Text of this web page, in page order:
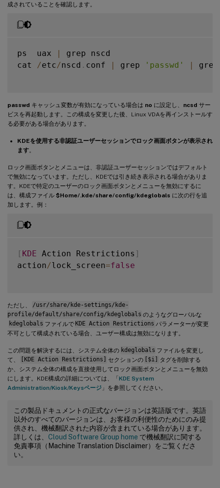
成されていることを確認します。
ps  uax |
grep nscd
cat
/etc/nscd . conf | grep 'passwd' |
passwd キャッシュ変数が有効になっている場合は no に設定し、 ncsd サー
ビスを再起動します。この構成を変更した後、Linux VDAを再インストールす
る必要がある場合があります。
KDEを使用する非認証ユーザーセッションでロック画面ボタンが表示され
ます。
ロック画面ボタンとメニューは、非認証ユーザーセッションではデフォルト
で無効になっています。ただし、KDEでは引き続き表示される場合がありま
す。KDEで特定のユーザーのロック画面ボタンとメニューを無効にするに
は、構成ファイル $Home/.kde/share/config/kdeglobals に次の行を追
加します。例：
[ KDE Action Restrictions ]
action/lock_screen=false
ただし、
/usr/share/kde-settings/kde-
profile/default/share/config/kdeglobals のようなグローバルな
kdeglobals ファイルで KDE Action Restrictions パラメーターが変更
不可として構成されている場合、ユーザー構成は無効になります。
この問題を解決するには、システム全体の kdeglobals ファイルを変更し
て、
[KDE Action Restrictions] セクションの [$i]
タグを削除する
か、システム全体の構成を直接使用してロック画面ボタンとメニューを無効
にします。KDE構成の詳細については、「KDE System
Administration/Kiosk/Keysページ 」を参照してください。
この製品ドキュメントの正式なバージョンは英語版です。英語
以外のすべてのバージョンは、お客様の利便性のためにのみ提
供され、機械翻訳された内容が含まれている場合があります。
詳しくは、 Cloud Software Group home で機械翻訳に関する
免責事項（Machine Translation Disclaimer）をご覧くださ
い。